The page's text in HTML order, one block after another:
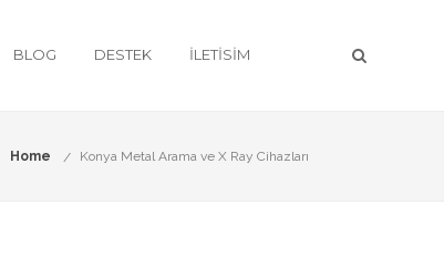
BLOG DESTEK İLETISIM
Home Konya Metal Arama ve X Ray Cihazları